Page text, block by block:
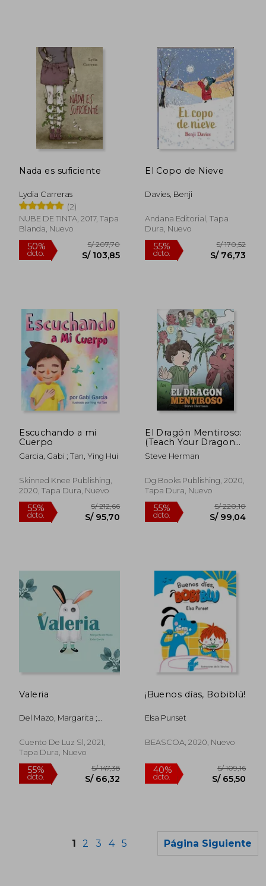
55%
dcto.
55%
dcto.
40%
dcto.
S/ 148,01
S/ 88,81
40%
dcto. S/
20%
Rápido
55% S/
Nada es suficiente
Lydia Carreras
(2)
NUBE DE TINTA, 2017, Tapa
Blanda, Nuevo
El Copo de Nieve
Davies, Benji
Andana Editorial, Tapa
Dura, Nuevo
Escuchando a mi
Cuerpo
Garcia, Gabi ; Tan, Ying Hui
Skinned Knee Publishing,
2020, Tapa Dura, Nuevo
El Dragón Mentiroso:
(Teach Your Dragon
to Stop Lying) un
Libro de Dragones
Niños a no Mentir.
Una Linda Historia
Honestos. (15) (my
Dragon Books
Steve Herman
Dg Books Publishing, 2020,
Tapa Dura, Nuevo
Valeria
Del Mazo, Margarita ;
Cuento De Luz Sl, 2021,
Tapa Dura, Nuevo
¡Buenos días, Bobiblú!
Elsa Punset
BEASCOA, 2020, Nuevo
1 2 3 4 5 Página Siguiente